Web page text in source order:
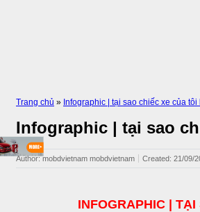
Trang chủ » Infographic | tại sao chiếc xe của
Infographic | tại sao
Author: mobdvietnam mobdvietnam Created: 21/09/
INFOGRAPHIC |